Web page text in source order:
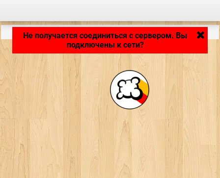
Приложение загружается... ...